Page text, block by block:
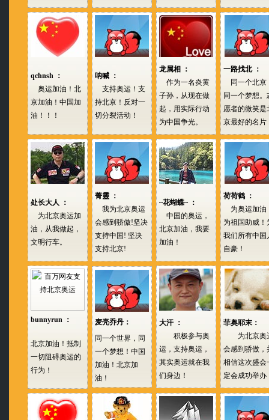
qchnsh ：
奥运加油！北
京加油！中国加
油！！！
呐喊 ：
支持奥运！支
持北京！反对一
切分裂活动！
龙属相 ：
作为一名炎黄
子孙，从现在做
起，用实际行动
为中国争光。
一路找北 ：
同一个北京
同一个梦想。
愿者的微笑是
京最好的名片
处长大人 ：
为北京奥运加
油，从我做起，
文明行车。
菁靈 ：
我为北京奥运
会感到骄傲!坚决
支持中国! 坚决
支持北京!
~花蝴蝶~ ：
中国的奥运，
北京加油，我要
加油！
荷荷鹤 ：
为奥运加油
为祖国助威！
我们所有中国
自豪！
bunnyrun ：
北京加油！抵制
一切阻碍奥运的
行为！
麦壳乔丹：
同一个世界，同
一个梦想！中国
加油！北京加
油！
大汗 ：
积极参与奥
运，支持奥运，
其实奥运就在我
们身边！
菲奥耶末：
为北京奥
会感到骄傲，
相信这次盛会
定会成功举办